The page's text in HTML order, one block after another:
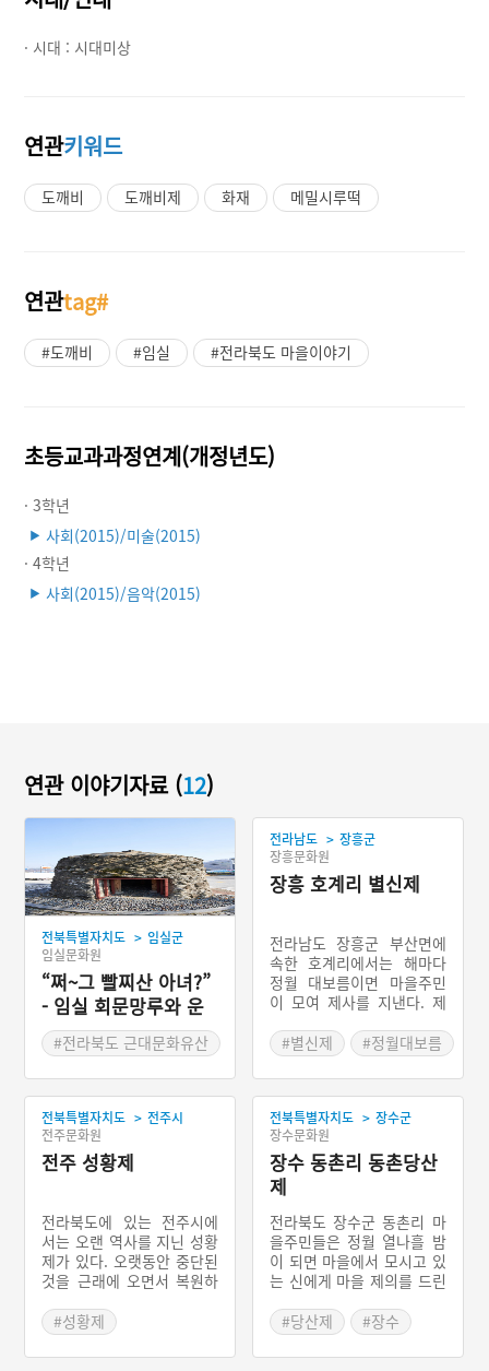
· 시대 : 시대미상
연관키워드
도깨비 도깨비제 화재 메밀시루떡
연관tag#
#도깨비 #임실 #전라북도 마을이야기
초등교과과정연계(개정년도)
· 3학년
▶ 사회(2015)/미술(2015)
· 4학년
▶ 사회(2015)/음악(2015)
연관 이야기자료 (12)
전북특별자치도 > 임실군
임실문화원
“쩌~그 빨찌산 아녀?”
- 임실 회문망루와 운
암망루
#전라북도 근대문화유산
전라남도 > 장흥군
장흥문화원
장흥 호계리 별신제
전라남도 장흥군 부산면에
속한 호계리에서는 해마다
정월 대보름이면 마을주민
이 모여 제사를 지낸다. 제
주민들은 천제(天祭)라 부
르기도 한다. 매년 음력 초
이렛날 제관을 선출한다. 이
장이 주관하는 마을 회의를
통해 제의를 지낼 이십여 명
의 제관을 뽑는다. 예전과
달리 여러 가지를 살피지는
않지만 가급적 부정하지 않
은 사람 가운데서 선정한다.
호계리 별신제에서 가장 중
요하게 생각하는 제관은 제
물을 준비하는 장찬(掌饌)
이다. 장찬은 대개 여성이
맡는다. 이 마을에서는 제관
으로 선정된 사람들에게 통
문을 돌린다.
#별신제
#정월대보름
전북특별자치도 > 전주시
전주문화원
전주 성황제
전라북도에 있는 전주시에
서는 오랜 역사를 지닌 성황
제가 있다. 오랫동안 중단된
것을 근래에 오면서 복원하
시대까지 올라간다. 여러 자
료에서 이를 확인할 수 있
다. 신앙의 대상은 성황신인
#성황제
전북특별자치도 > 장수군
장수문화원
장수 동촌리 동촌당산
제
전라북도 장수군 동촌리 마
을주민들은 정월 열나흘 밤
이 되면 마을에서 모시고 있
는 신에게 마을 제의를 드린
마을의 당집은 돌탑인데 사
냥터라 칭하는 숲에 있는 돌
탑과 숲 거리에 있는 2기의
#당산제 #장수